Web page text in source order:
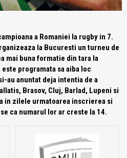
a Romaniei la rugby in 7.
la Bucuresti un turneu de
mai buna formatie din tara la
programata sa aiba loc
au anuntat deja intentia de a
Brasov, Cluj, Barlad, Lupeni si
in zilele urmatoarea inscrierea si
ca numarul lor ar creste la 14.